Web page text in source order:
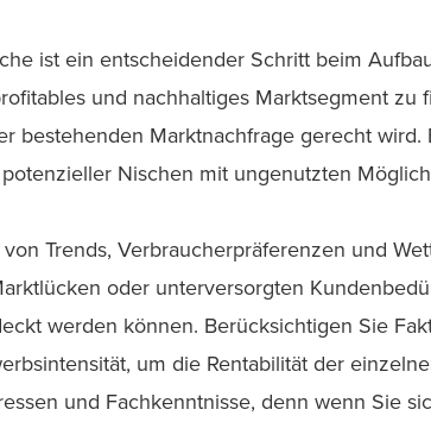
ist ein entscheidender Schritt beim
und nachhaltiges Marktsegment zu
bestehenden Marktnachfrage gerecht
Nischen mit ungenutzten
Trends, Verbraucherpräferenzen und
oder unterversorgten
werden können. Berücksichtigen Sie
um die Rentabilität der
und Fachkenntnisse, denn wenn Sie